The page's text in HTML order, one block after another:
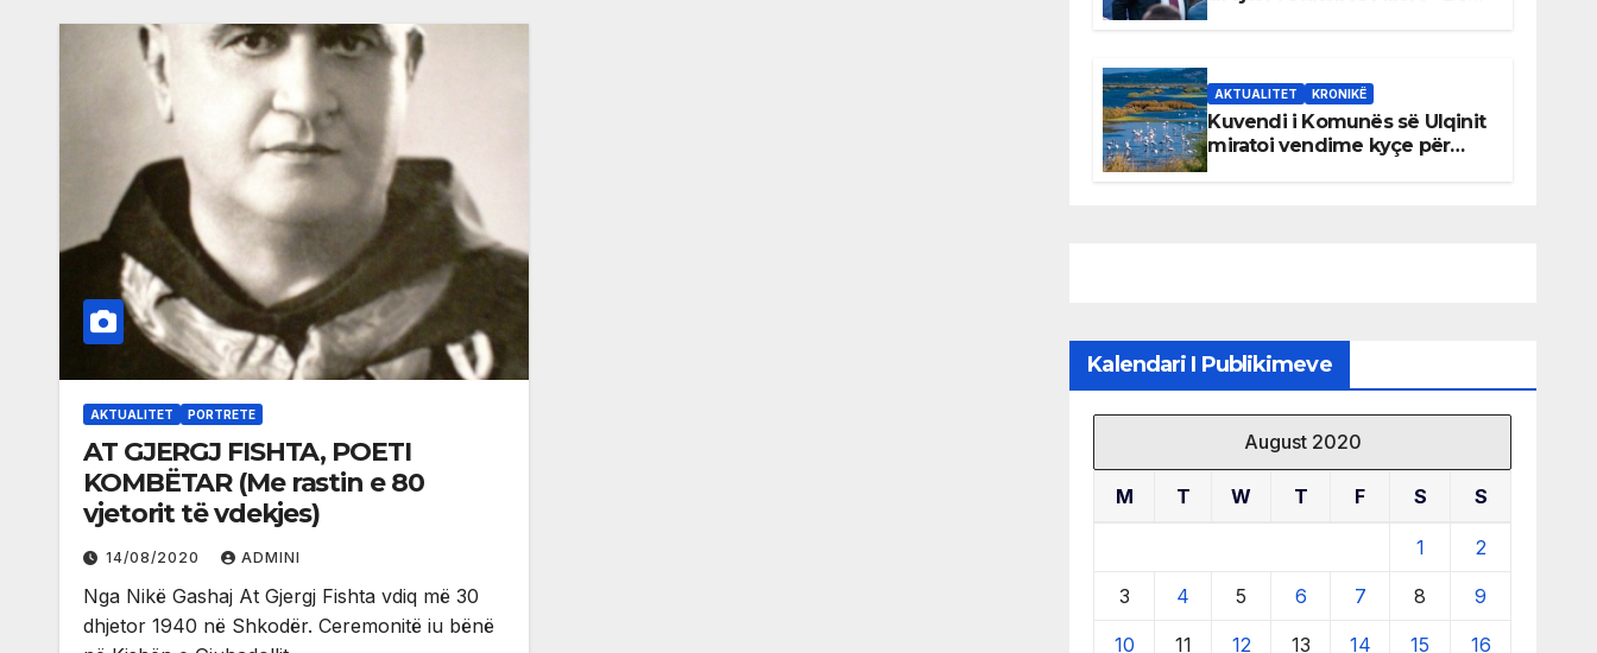
AKTUALITET PORTRETE
AT GJERGJ FISHTA, POETI
KOMBËTAR (Me rastin e 80
vjetorit të vdekjes)
14/08/2020 ADMINI
Nga Nikë Gashaj At Gjergj Fishta vdiq më 30
dhjetor 1940 në Shkodër. Ceremonitë iu bënë
AKTUALITET KRONIKË
Kuvendi i Komunës së Ulqinit
miratoi vendime kyçe për
Kalendari I Publikimeve
August 2020
M T W T F S S
1 2
3 4 5 6 7 8 9
10 11 12 13 14 15 16